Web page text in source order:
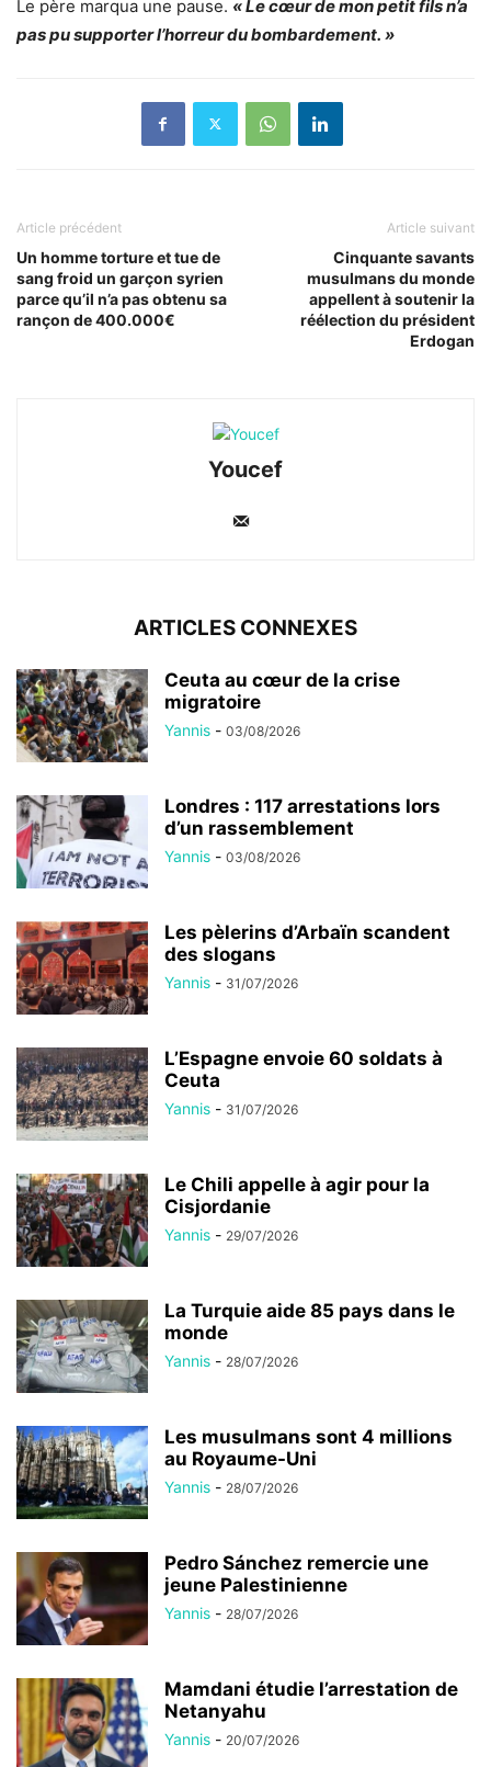
Le père marqua une pause. « Le cœur de mon petit fils n’a
pas pu supporter l’horreur du bombardement. »
Article précédent
Un homme torture et tue de
sang froid un garçon syrien
parce qu’il n’a pas obtenu sa
rançon de 400.000€
Article suivant
Cinquante savants
musulmans du monde
appellent à soutenir la
réélection du président
Erdogan
Youcef
ARTICLES CONNEXES
Ceuta au cœur de la crise
migratoire
Yannis - 03/08/2026
Londres : 117 arrestations lors
d’un rassemblement
Yannis - 03/08/2026
Les pèlerins d’Arbaïn scandent
des slogans
Yannis - 31/07/2026
L’Espagne envoie 60 soldats à
Ceuta
Yannis - 31/07/2026
Le Chili appelle à agir pour la
Cisjordanie
Yannis - 29/07/2026
La Turquie aide 85 pays dans le
monde
Yannis - 28/07/2026
Les musulmans sont 4 millions
au Royaume-Uni
Yannis - 28/07/2026
Pedro Sánchez remercie une
jeune Palestinienne
Yannis - 28/07/2026
Mamdani étudie l’arrestation de
Netanyahu
Yannis - 20/07/2026